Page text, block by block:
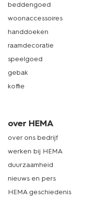
beddengoed
woonaccessoires
handdoeken
raamdecoratie
speelgoed
gebak
koffie
over HEMA
over ons bedrijf
werken bij HEMA
duurzaamheid
nieuws en pers
HEMA geschiedenis